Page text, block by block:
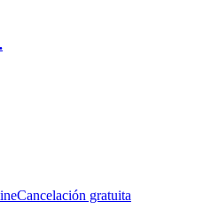
Cancelación gratuita